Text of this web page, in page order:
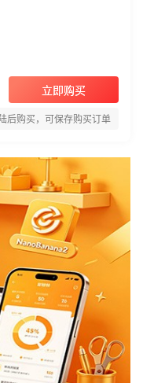
立即购买
后购买，可保存购买订单